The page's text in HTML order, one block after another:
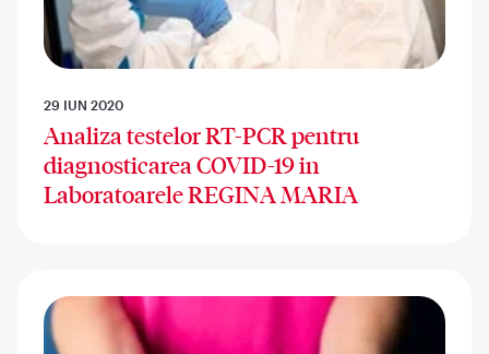
29 IUN 2020
Analiza testelor RT-PCR pentru
diagnosticarea COVID-19 in
Laboratoarele REGINA MARIA